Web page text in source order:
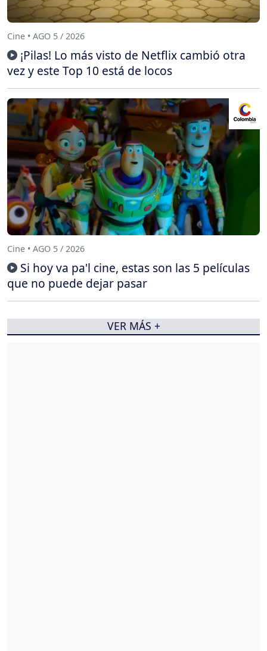
Cine • AGO 5 / 2026
¡Pilas! Lo más visto de Netflix cambió otra
vez y este Top 10 está de locos
Cine • AGO 5 / 2026
Si hoy va pa'l cine, estas son las 5 películas
que no puede dejar pasar
VER MÁS +